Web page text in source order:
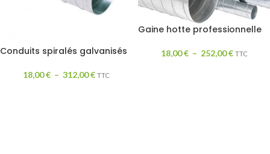
Conduits spiralés galvanisés
18,00€ – 312,00€ TTC
Gaine hotte professionnelle
18,00€ – 252,00€ TTC